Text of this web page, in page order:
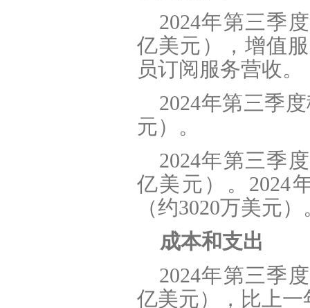
2024年第三季
亿美元），增值
员订阅服务营收。
2024年第三季
元）。
2024年第三季
亿美元）。2024
（约3020万美元）
成本和支出
2024年第三季
亿美元），比上一